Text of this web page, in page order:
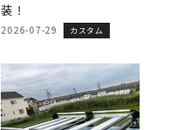
装！
2026-07-29 カスタム